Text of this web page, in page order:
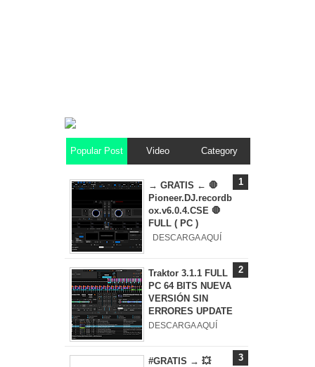
Popular Post Video Category
→ GRATIS ← 🛑
Pioneer.DJ.recordb
ox.v6.0.4.CSE 🛑
FULL ( PC )
DESCARGA AQUÍ
Traktor 3.1.1 FULL
PC 64 BITS NUEVA
VERSIÓN SIN
ERRORES UPDATE
DESCARGA AQUÍ
#GRATIS → 💥